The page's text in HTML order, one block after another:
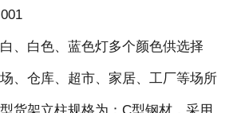
、白色、蓝色灯多个颜色供选择
、仓库、超市、家居、工厂等场所